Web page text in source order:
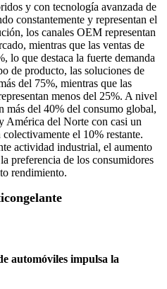
y con tecnología avanzada de
constantemente y representan el
los canales OEM representan
mientras que las ventas de
lo que destaca la fuerte demanda
de producto, las soluciones de
del 75%, mientras que las
menos del 25%. A nivel
más del 40% del consumo global,
América del Norte con casi un
el 10% restante.
actividad industrial, el aumento
preferencia de los consumidores
rendimiento.
automóviles impulsa la